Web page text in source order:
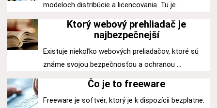
modeloch distribúcie a licencovania. Tu je ...
Ktorý webový prehliadač je
najbezpečnejší
Existuje niekoľko webových preliadačov, ktoré sú
známe svojou bezpečnosťou a ochranou ...
Čo je to freeware
Freeware je softvér, ktorý je k dispozícii bezplatne.